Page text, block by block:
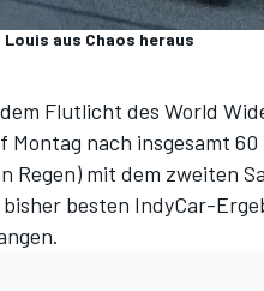
aus Chaos heraus
Flutlicht des World
nach insgesamt
mit dem zweiten
besten IndyCar-